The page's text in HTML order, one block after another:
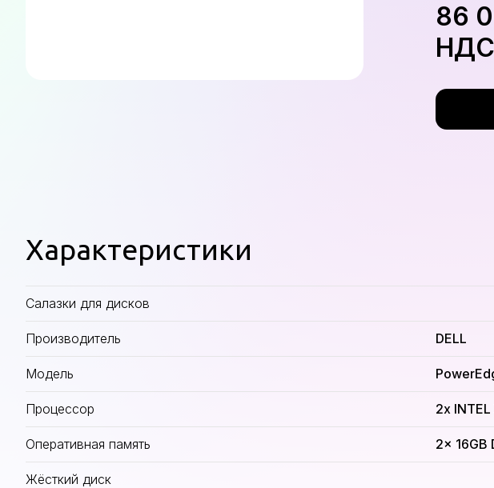
86
Характеристики
Салазки для дисков
Производитель DELL
Модель
Процессор 2x
Оперативная память 2x 16GB
Жёсткий диск